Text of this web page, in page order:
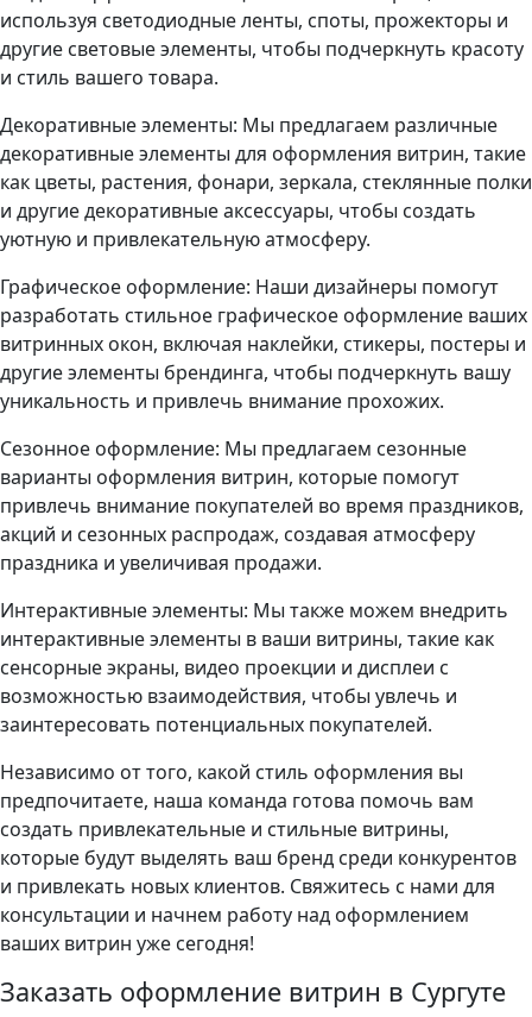
используя светодиодные ленты, споты, прожекторы и
другие световые элементы, чтобы подчеркнуть красоту
и стиль вашего товара.
Декоративные элементы: Мы предлагаем различные
декоративные элементы для оформления витрин, такие
как цветы, растения, фонари, зеркала, стеклянные полки
и другие декоративные аксессуары, чтобы создать
уютную и привлекательную атмосферу.
Графическое оформление: Наши дизайнеры помогут
разработать стильное графическое оформление ваших
витринных окон, включая наклейки, стикеры, постеры и
другие элементы брендинга, чтобы подчеркнуть вашу
уникальность и привлечь внимание прохожих.
Сезонное оформление: Мы предлагаем сезонные
варианты оформления витрин, которые помогут
привлечь внимание покупателей во время праздников,
акций и сезонных распродаж, создавая атмосферу
праздника и увеличивая продажи.
Интерактивные элементы: Мы также можем внедрить
интерактивные элементы в ваши витрины, такие как
сенсорные экраны, видео проекции и дисплеи с
возможностью взаимодействия, чтобы увлечь и
заинтересовать потенциальных покупателей.
Независимо от того, какой стиль оформления вы
предпочитаете, наша команда готова помочь вам
создать привлекательные и стильные витрины,
которые будут выделять ваш бренд среди конкурентов
и привлекать новых клиентов. Свяжитесь с нами для
консультации и начнем работу над оформлением
ваших витрин уже сегодня!
Заказать оформление витрин в Сургуте